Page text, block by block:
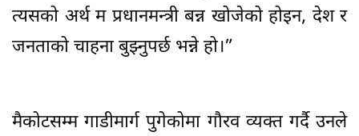
त्यसको अर्थ म प्रधानमन्त्री बन्न खोजेको होइन, देश र
जनताको चाहना बुझ्नुपर्छ भन्ने हो।”
मैकोटसम्म गाडीमार्ग पुगेकोमा गौरव व्यक्त गर्दै उनले